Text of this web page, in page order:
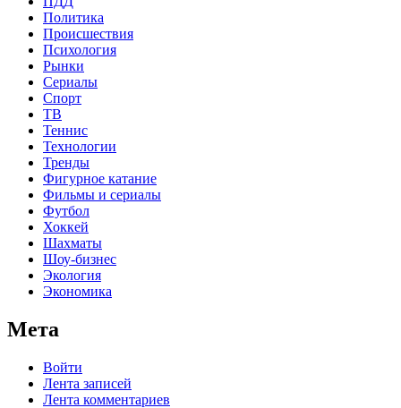
Политика
Происшествия
Психология
Рынки
Сериалы
Спорт
ТВ
Теннис
Технологии
Тренды
Фигурное катание
Фильмы и сериалы
Футбол
Хоккей
Шахматы
Шоу-бизнес
Экология
Экономика
Мета
Войти
Лента записей
Лента комментариев